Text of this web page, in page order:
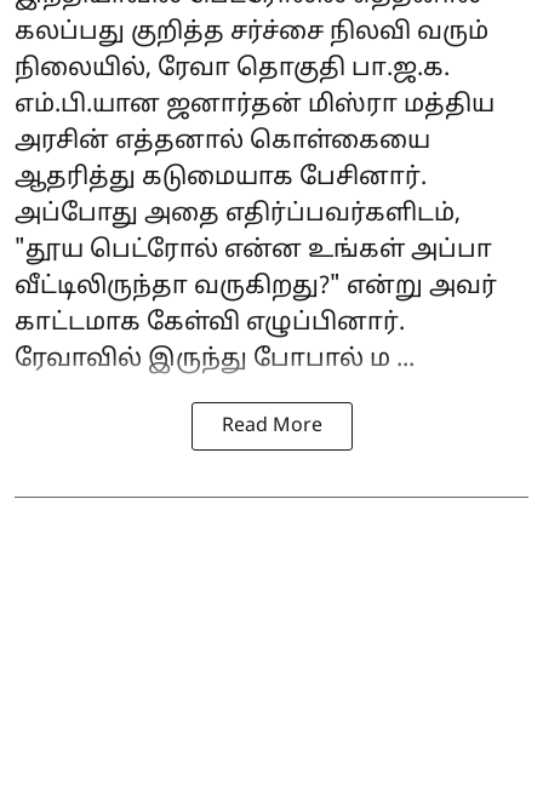
கலப்பது குறித்த சர்ச்சை நிலவி வரும்
நிலையில், ரேவா தொகுதி பா.ஜ.க.
எம்.பி.யான ஜனார்தன் மிஸ்ரா மத்திய
அரசின் எத்தனால் கொள்கையை
ஆதரித்து கடுமையாக பேசினார்.
அப்போது அதை எதிர்ப்பவர்களிடம்,
"தூய பெட்ரோல் என்ன உங்கள் அப்பா
வீட்டிலிருந்தா வருகிறது?" என்று அவர்
காட்டமாக கேள்வி எழுப்பினார்.
ரேவாவில் இருந்து போபால் ம ...
Read More